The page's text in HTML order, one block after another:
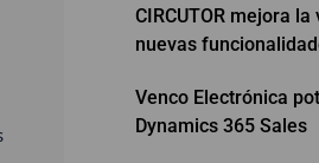
CIRCUTOR mejora
nuevas
Venco Electrónica
Dynamics 365 Sales